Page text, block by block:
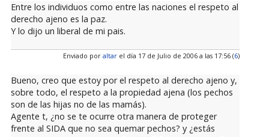
Entre los individuos como entre las naciones el respeto al
derecho ajeno es la paz.
Y lo dijo un liberal de mi pais.
Enviado por altarel día 17 de Julio de 2006 a las 17:56 (6)
Bueno, creo que estoy por el respeto al derecho ajeno y,
sobre todo, el respeto a la propiedad ajena (los pechos
son de las hijas no de las mamás).
Agente t, ¿no se te ocurre otra manera de proteger
frente al SIDA que no sea quemar pechos? y ¿estás